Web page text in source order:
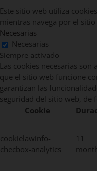
Este sitio web utiliza
mientras navega por el sitio
Necesarias
Necesarias
Siempre activado
Las cookies necesarias
que el sitio web funcione
garantizan las
seguridad del sitio web, de
Cookie
cookielawinfo-
checbox-analytics
11